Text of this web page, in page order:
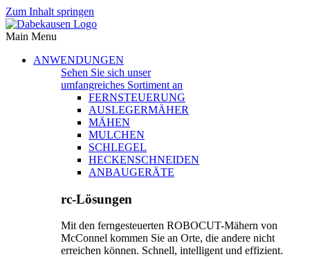
Zum Inhalt springen
Main Menu
ANWENDUNGEN
Sehen Sie sich unser
umfangreiches Sortiment an
FERNSTEUERUNG
AUSLEGERMÄHER
MÄHEN
MULCHEN
SCHLEGEL
HECKENSCHNEIDEN
ANBAUGERÄTE
rc-Lösungen
Mit den ferngesteuerten ROBOCUT-Mähern von
McConnel kommen Sie an Orte, die andere nicht
erreichen können. Schnell, intelligent und effizient.